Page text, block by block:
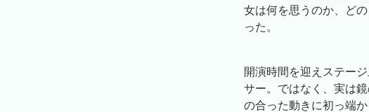
女は何を思うのか、ど
った。
開演時間を迎えステー
サー。ではなく、実は
の合った動きに初っ端